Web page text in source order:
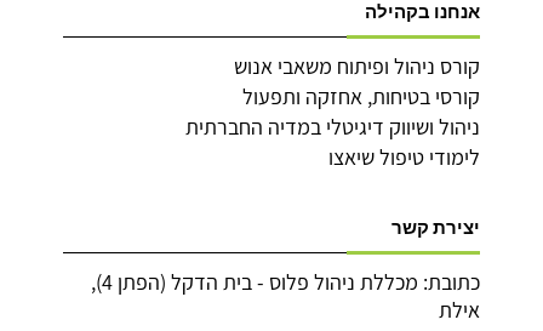
אנחנו בקהילה
קורס ניהול ופיתוח משאבי אנוש
קורסי בטיחות, אחזקה ותפעול
ניהול ושיווק דיגיטלי במדיה החברתית
לימודי טיפול שיאצו
יצירת קשר
כתובת: מכללת ניהול פלוס - בית הדקל (הפתן 4),
אילת